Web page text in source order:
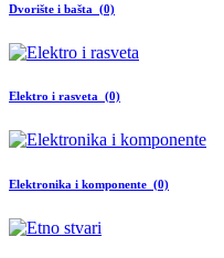
Dvorište i bašta (0)
Elektro i rasveta (0)
Elektronika i komponente (0)